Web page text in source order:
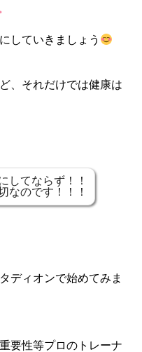
していきましょう
、それだけでは健康は
してならず！！
なのです！！！
ディオンで始めてみま
要性等プロのトレーナ